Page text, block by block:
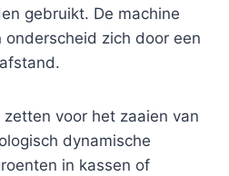
gebruikt. De machine
zich door een
voor het zaaien van
dynamische
in kassen of